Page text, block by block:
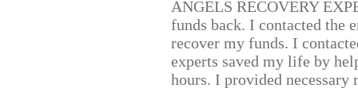
ANGELS RECOVERY
funds back. I contacted the
recover my funds. I
experts saved my life by
hours. I provided